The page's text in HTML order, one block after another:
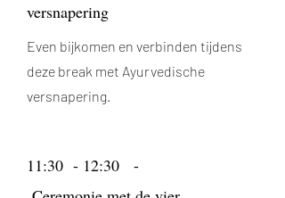
versnapering
Even bijkomen en verbinden tijdens
deze break met Ayurvedische
versnapering.
11:30 - 12:30 -